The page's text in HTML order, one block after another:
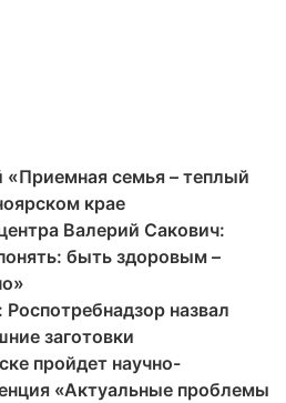
семья – теплый
крае
Валерий Сакович:
быть здоровым –
назвал
заготовки
пройдет научно-
«Актуальные проблемы